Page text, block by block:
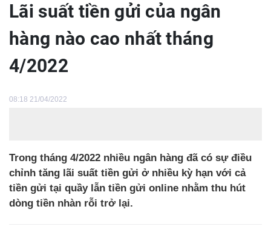
Lãi suất tiền gửi của ngân
hàng nào cao nhất tháng
4/2022
08:18 21/04/2022
Trong tháng 4/2022 nhiều ngân hàng đã có sự điều
chỉnh tăng lãi suất tiền gửi ở nhiều kỳ hạn với cả
tiền gửi tại quầy lẫn tiền gửi online nhằm thu hút
dòng tiền nhàn rỗi trở lại.